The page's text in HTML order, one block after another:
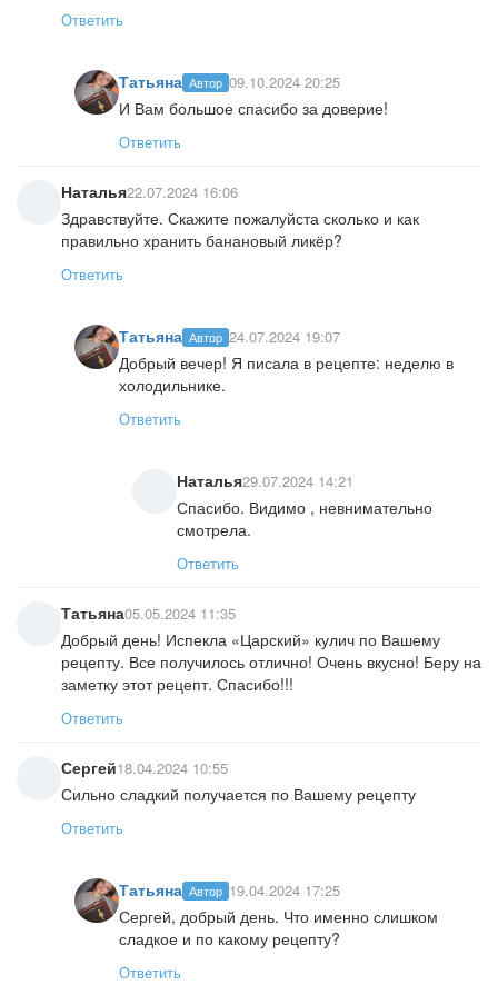
Ответить
Татьяна Автор 09.10.2024 20:25
И Вам большое спасибо за доверие!
Ответить
Наталья22.07.2024 16:06
Здравствуйте. Скажите пожалуйста сколько и как
правильно хранить банановый ликёр?
Ответить
Татьяна Автор 24.07.2024 19:07
Добрый вечер! Я писала в рецепте: неделю в
холодильнике.
Ответить
Наталья29.07.2024 14:21
Спасибо. Видимо , невнимательно
смотрела.
Ответить
Татьяна05.05.2024 11:35
Добрый день! Испекла «Царский» кулич по Вашему
рецепту. Все получилось отлично! Очень вкусно! Беру на
заметку этот рецепт. Спасибо!!!
Ответить
Сергей18.04.2024 10:55
Сильно сладкий получается по Вашему рецепту
Ответить
Татьяна Автор 19.04.2024 17:25
Сергей, добрый день. Что именно слишком
сладкое и по какому рецепту?
Ответить